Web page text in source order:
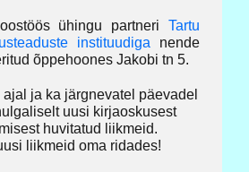
ühingu partneri Tartu
instituudiga nende
õppehoones Jakobi tn 5.
ja ka järgnevatel päevadel
uusi kirjaoskusest
huvitatud liikmeid.
liikmeid oma ridades!